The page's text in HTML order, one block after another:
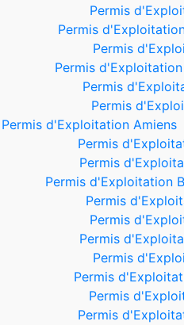
Permis
Permis
Permis
Permis
Permis
Permis
Permis d'Exploitation Amiens
Permis
Permis
Permis d'Exploitation
Permis
Permis
Permis
Permis
Permis
Permis
Permis